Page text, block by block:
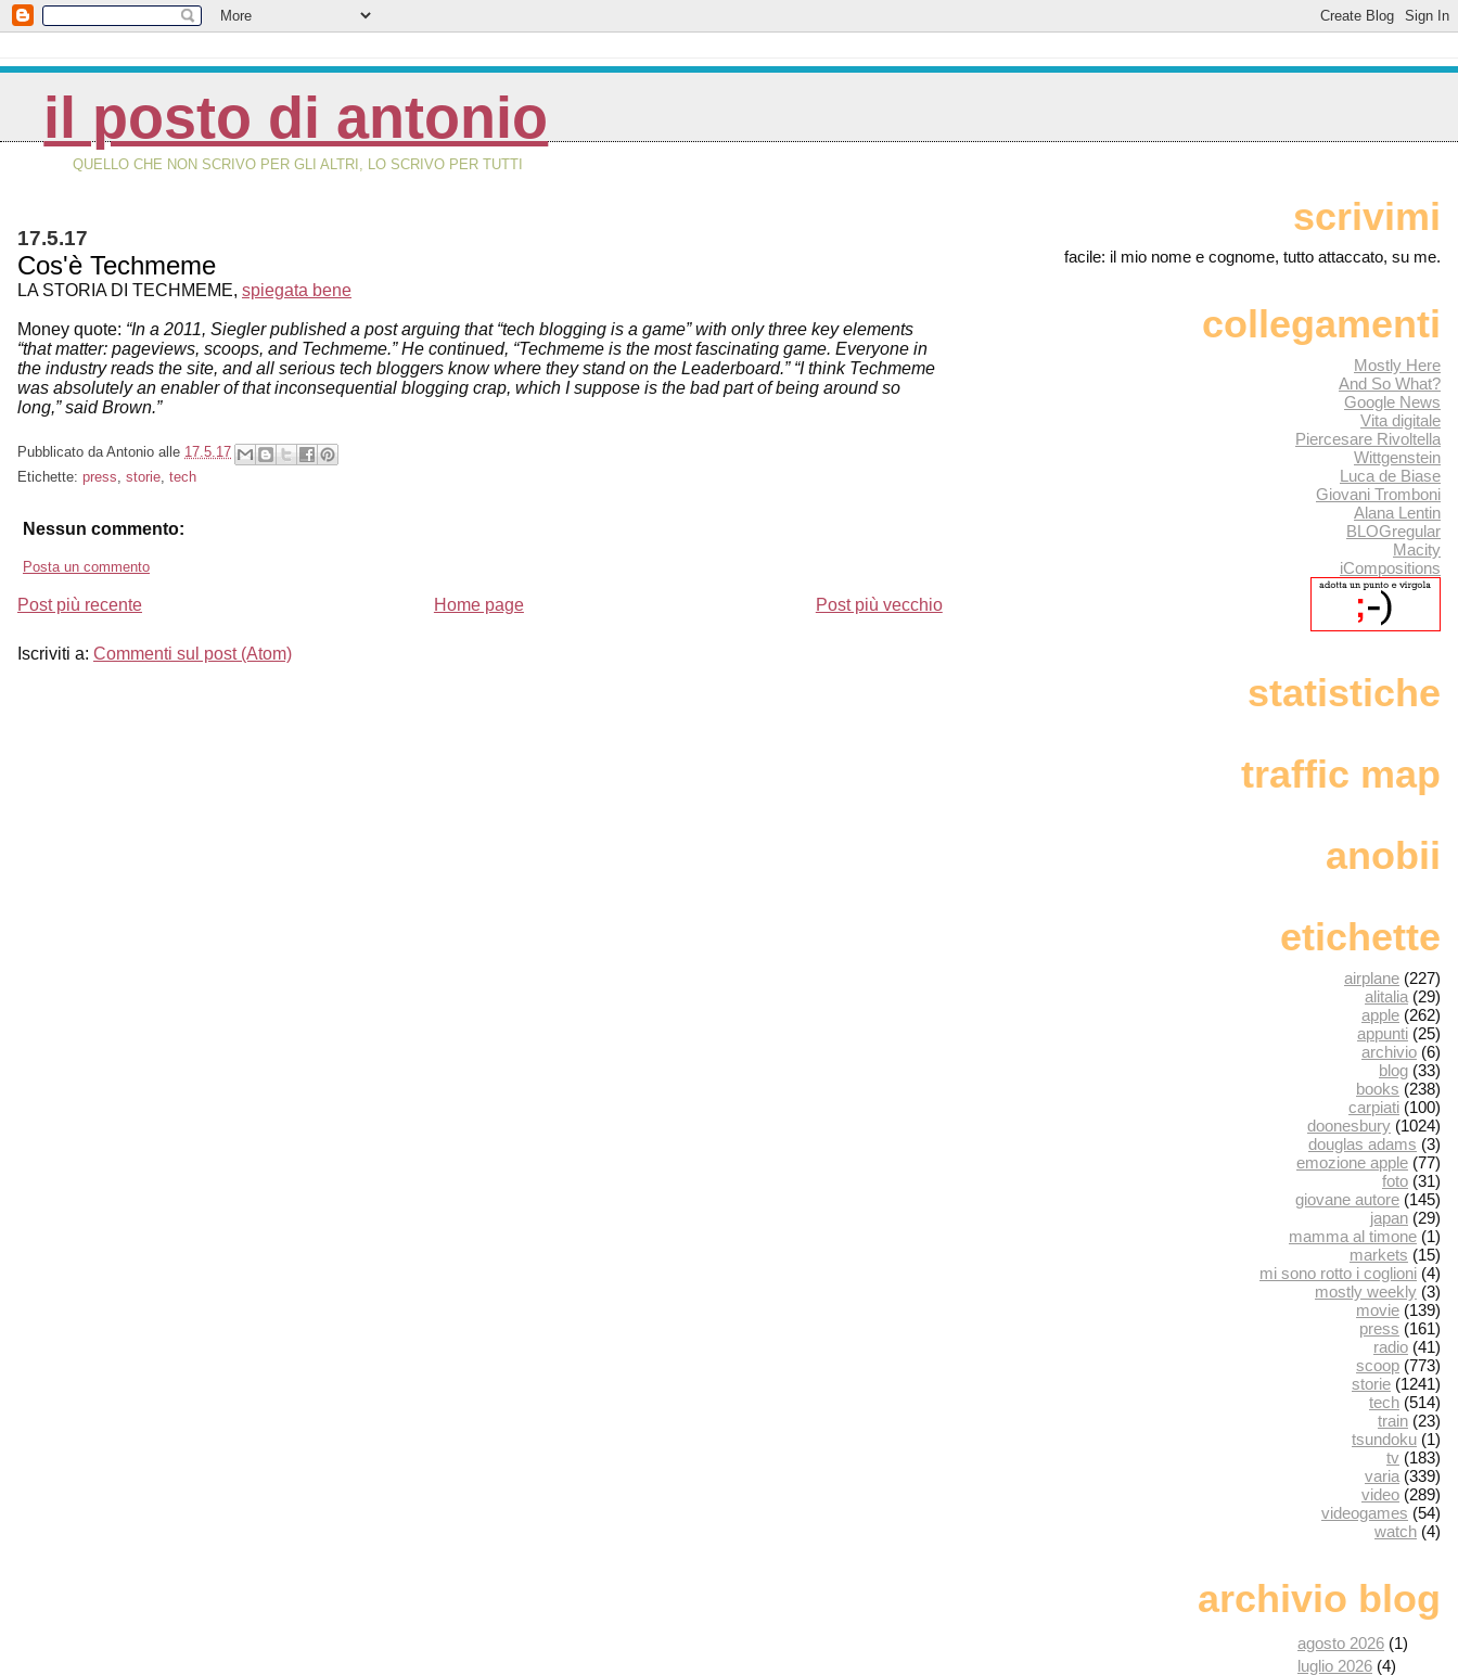
il posto di antonio
QUELLO CHE NON SCRIVO PER GLI ALTRI, LO SCRIVO PER TUTTI
17.5.17
Cos'è Techmeme
LA STORIA DI TECHMEME, spiegata bene
Money quote: “In a 2011, Siegler published a post arguing that “tech blogging is a game” with only three key elements
“that matter: pageviews, scoops, and Techmeme.” He continued, “Techmeme is the most fascinating game. Everyone in
the industry reads the site, and all serious tech bloggers know where they stand on the Leaderboard.” “I think Techmeme
was absolutely an enabler of that inconsequential blogging crap, which I suppose is the bad part of being around so
long,” said Brown.”
Pubblicato da Antonio alle 17.5.17
Etichette: press, storie, tech
Nessun commento:
Posta un commento
Post più recente Post più vecchio
Home page
Iscriviti a: Commenti sul post (Atom)
scrivimi
facile: il mio nome e cognome, tutto attaccato, su me.
collegamenti
Mostly Here
And So What?
Google News
Vita digitale
Piercesare Rivoltella
Wittgenstein
Luca de Biase
Giovani Tromboni
Alana Lentin
BLOGregular
Macity
iCompositions
statistiche
traffic map
anobii
etichette
airplane (227)
alitalia (29)
apple (262)
appunti (25)
archivio (6)
blog (33)
books (238)
carpiati (100)
doonesbury (1024)
douglas adams (3)
emozione apple (77)
foto (31)
giovane autore (145)
japan (29)
mamma al timone (1)
markets (15)
mi sono rotto i coglioni (4)
mostly weekly (3)
movie (139)
press (161)
radio (41)
scoop (773)
storie (1241)
tech (514)
train (23)
tsundoku (1)
tv (183)
varia (339)
video (289)
videogames (54)
watch (4)
archivio blog
agosto 2026 (1)
luglio 2026 (4)